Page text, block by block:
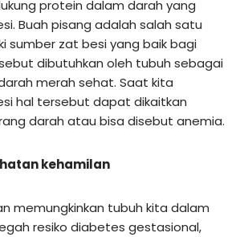
protein dalam darah yang
Buah pisang adalah salah satu
sumber zat besi yang baik bagi
dibutuhkan oleh tubuh sebagai
merah sehat. Saat kita
hal tersebut dapat dikaitkan
darah atau bisa disebut anemia.
kehamilan
memungkinkan tubuh kita dalam
resiko diabetes gestasional,